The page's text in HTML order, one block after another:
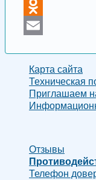
VK
Odnoklassniki
Карта сайта
Техническая
Приглашаем
Отзывы
Телефон